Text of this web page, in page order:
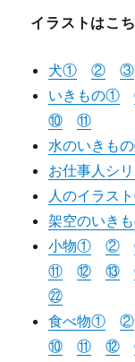
イラストはこ
犬① ② ③
いきもの①
⑩
⑪
水のいきも
お仕事人シ
人のイラス
架空のいき
小物①
②
⑪
⑫ ⑬
㉒
食べ物①
②
⑩
⑪ ⑫